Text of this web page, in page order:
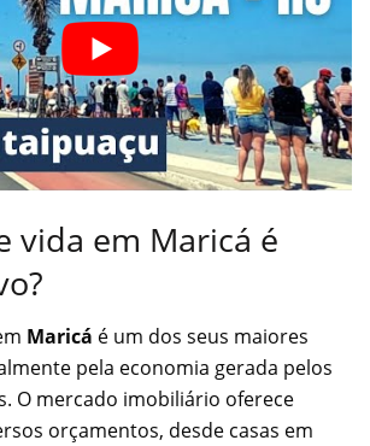
vida em Maricá é
Maricá é um dos seus maiores
pela economia gerada pelos
O mercado imobiliário oferece
orçamentos, desde casas em